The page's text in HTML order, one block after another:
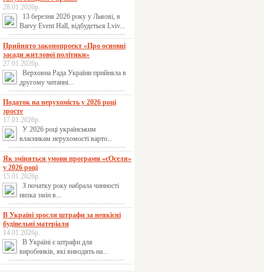
28.01.2026р.
13 березня 2026 року у Львові, в
Barvy Event Hall, відбудеться Lviv...
Прийнято законопроект «Про основні
засади житлової політики»
27.01.2026р.
Верховна Рада України прийняла в
другому читанні...
Податок на нерухомість у 2026 році
зросте
17.01.2026р.
У 2026 році українським
власникам нерухомості варто...
Як зміняться умови програми «єОселя»
у 2026 році
15.01.2026р.
З початку року набрала чинності
низка змін в...
В Україні зросли штрафи за неякісні
будівельні матеріали
14.01.2026р.
В Україні є штрафи для
виробників, які виводять на...